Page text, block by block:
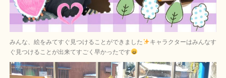
みんな、絵をみてすぐ見つけることができました
キャラクターはみんなす
ぐ見つけることが出来てすごく早かったです